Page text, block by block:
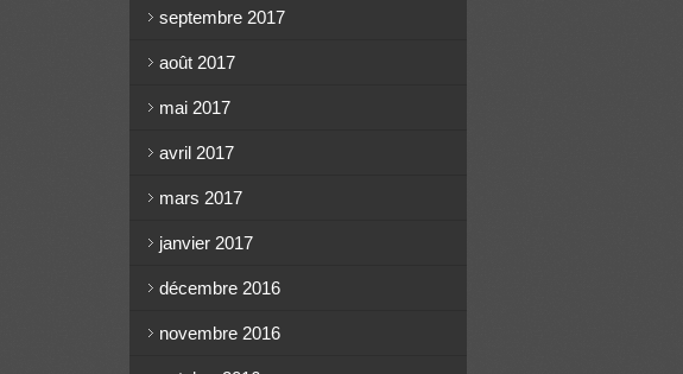
septembre 2017
août 2017
mai 2017
avril 2017
mars 2017
janvier 2017
décembre 2016
novembre 2016